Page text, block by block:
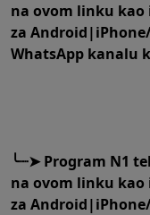
na ovom linku kao
za Android|
WhatsApp kanalu
╰┈➤Program N1
na ovom linku kao
za Android|